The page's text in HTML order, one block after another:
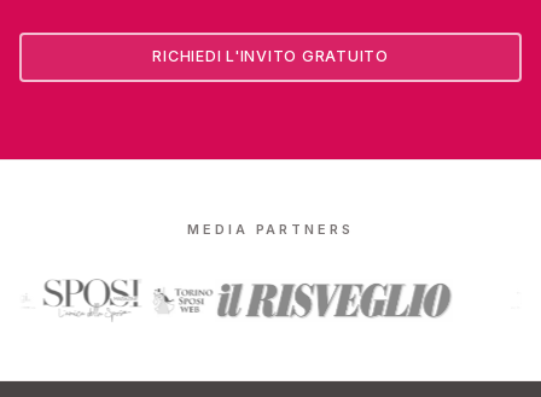
RICHIEDI L'INVITO GRATUITO
MEDIA PARTNERS